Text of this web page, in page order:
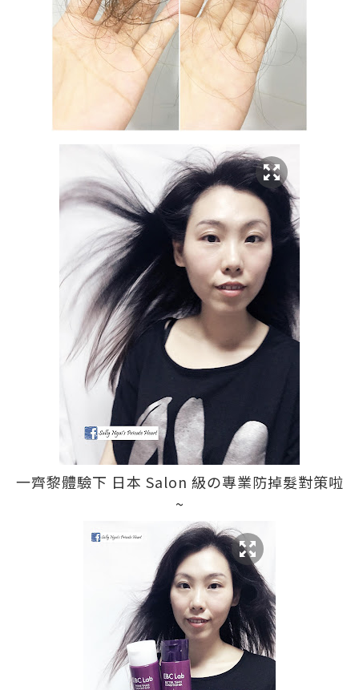
一齊黎體驗下 日本 Salon 級の專業防掉髮對策啦
~